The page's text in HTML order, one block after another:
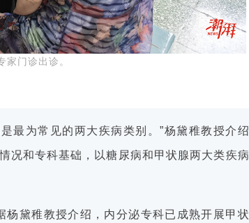
门诊出诊。
最为常见的两大疾病类别。”杨黛稚教授介绍
况和专科基础，以糖尿病和甲状腺两大类疾病
黛稚教授介绍，内分泌专科已成熟开展甲状